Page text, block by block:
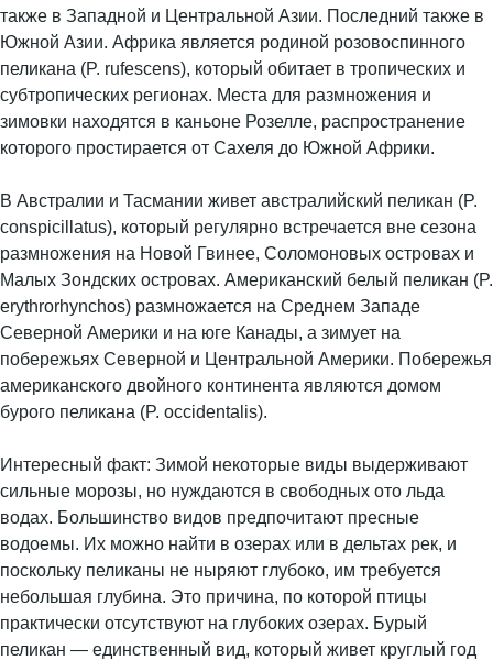
также в Западной и Центральной Азии. Последний также в
Южной Азии. Африка является родиной розовоспинного
пеликана (P. rufescens), который обитает в тропических и
субтропических регионах. Места для размножения и
зимовки находятся в каньоне Розелле, распространение
которого простирается от Сахеля до Южной Африки.
В Австралии и Тасмании живет австралийский пеликан (P.
conspicillatus), который регулярно встречается вне сезона
размножения на Новой Гвинее, Соломоновых островах и
Малых Зондских островах. Американский белый пеликан (P.
erythrorhynchos) размножается на Среднем Западе
Северной Америки и на юге Канады, а зимует на
побережьях Северной и Центральной Америки. Побережья
американского двойного континента являются домом
бурого пеликана (P. occidentalis).
Интересный факт: Зимой некоторые виды выдерживают
сильные морозы, но нуждаются в свободных ото льда
водах. Большинство видов предпочитают пресные
водоемы. Их можно найти в озерах или в дельтах рек, и
поскольку пеликаны не ныряют глубоко, им требуется
небольшая глубина. Это причина, по которой птицы
практически отсутствуют на глубоких озерах. Бурый
пеликан — единственный вид, который живет круглый год